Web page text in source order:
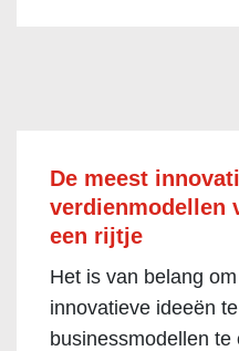
De meest
verdienmodellen
een rijtje
Het is van belang
innovatieve ideeën
businessmodellen